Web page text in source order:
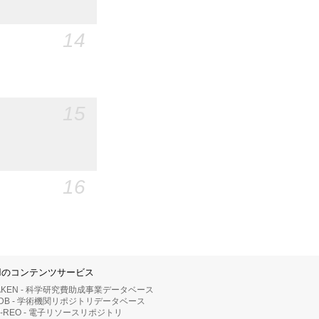
14
16
のコンテンツサービス
- 科学研究費助成事業データベース
- 学術機関リポジトリデータベース
REO - 電子リソースリポジトリ